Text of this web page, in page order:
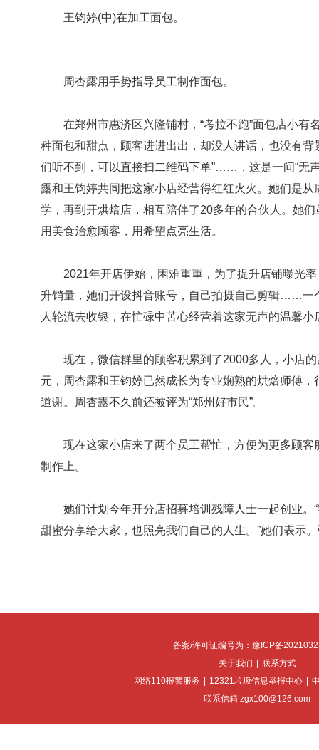
王钧婷(中)在加工面包。
周杏露用手势指导员工制作面包。
在郑州市惠济区兴隆铺村，“考拉不跑”面包店小有
种面包和甜点，顾客进进出出，却没人讲话，也没有背
们听不到，可以直接扫二维码下单”……，这是一间“无
露和王钧婷共同把这家小店经营得红红火火。她们是
学，再到开烘焙店，相互陪伴了20多年的合伙人。她
用美食治愈顾客，用希望点亮生活。
2021年开店伊始，困难重重，为了提升店铺曝光率
升销量，她们开设抖音账号，自己拍摄自己剪辑……一
人轮流去收银，在忙碌中苦心经营着这家无声的温馨小
现在，微信群里的顾客积累到了2000多人，小店的
元，周杏露和王钧婷已然成长为专业娴熟的烘焙师傅，
道谢。周杏露不久前还被评为“郑州好市民”。
现在这家小店来了两个员工帮忙，方便为更多顾客
制作上。
她们计划今年开分店招募培训残障人士一起创业。“
甜蜜分享给大家，也照亮我们自己的人生。”她们表示。
备案/许可证编号为：豫ICP备
关于我们 | 联系方式
网络110报警服务 | 12321垃圾信息举报中心 |
联系信箱 zgx100@126.com